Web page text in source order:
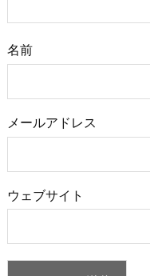
名前
メールアドレス
ウェブサイト